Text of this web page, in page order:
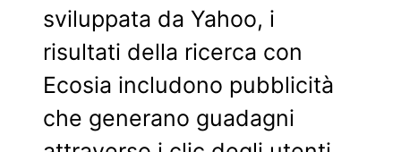
sviluppata da Yahoo, i
risultati della ricerca con
Ecosia includono pubblicità
che generano guadagni